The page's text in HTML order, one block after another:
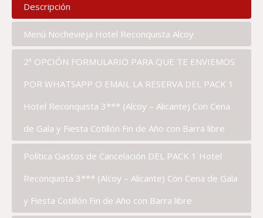
Descripción
Menú Nochevieja Hotel Reconquista Alcoy
2ª OPCIÓN FORMULARIO PARA QUE TE ENVIEMOS
POR WHATSAPP O EMAIL LA RESERVA DEL PACK 1
Hotel Reconquista 3*** (Alcoy – Alicante) Con Cena
de Gala y Fiesta Cotillón Fin de Año con Barra libre
Política Gastos de Cancelación DEL PACK 1 Hotel
Reconquista 3*** (Alcoy – Alicante) Con Cena de Gala
y Fiesta Cotillón Fin de Año con Barra libre